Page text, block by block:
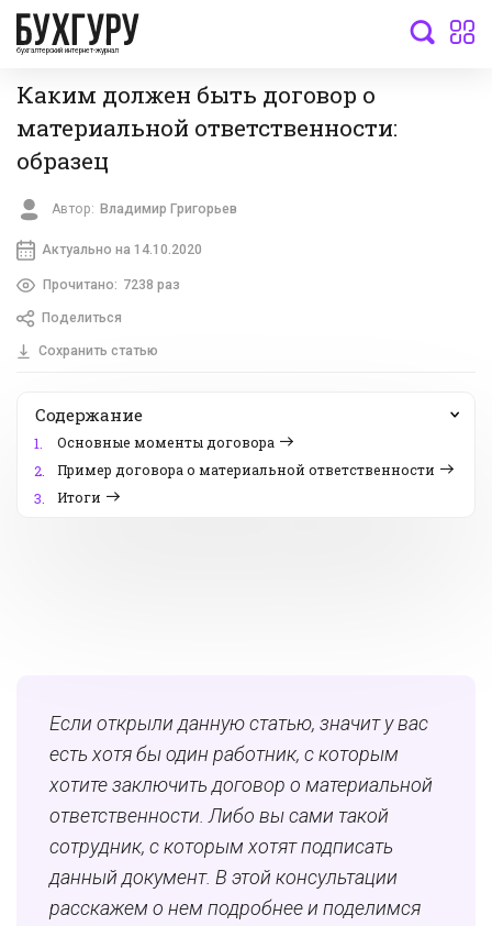
бухгалтерский интернет-журнал
Каким должен быть договор о
материальной ответственности:
образец
Автор: Владимир Григорьев
Актуально на 14.10.2020
Прочитано: 7238 раз
Поделиться
Сохранить статью
Содержание
1.
Основные моменты договора
2.
Пример договора о материальной ответственности
3.
Итоги
Если открыли данную статью, значит у вас
есть хотя бы один работник, с которым
хотите заключить договор о материальной
ответственности. Либо вы сами такой
сотрудник, с которым хотят подписать
данный документ. В этой консультации
расскажем о нем подробнее и поделимся